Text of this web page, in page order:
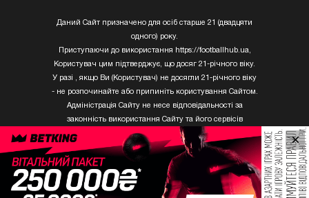
Даний Сайт призначено для осіб старше 21 (двадцяти
одного) року.
Приступаючи до використання https://footballhub.ua,
Користувач цим підтверджує, що досяг 21-річного віку.
У разі , якщо Ви (Користувач) не досягли 21-річного віку
- не розпочинайте або припиніть користування Сайтом.
Адміністрація Сайту не несе відповідальності за
законність використання Сайту та його сервісів
Користувачем, який не досяг 21-річного віку.
Твори Getty Images, що розміщені на сайті, не можуть
бути використані третіми особами без письмового
дозволу ТОВ «ГЛОБАЛ ІМІДЖЕС ЮКРЕЙН.
×